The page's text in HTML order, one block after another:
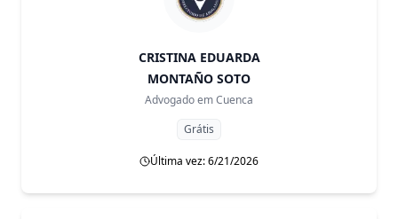
CRISTINA EDUARDA
MONTAÑO SOTO
Advogado emCuenca
Grátis
Última vez: 6/21/2026